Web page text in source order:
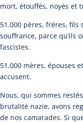
mort, étouffés, noyés et
51.000 pères, frères, fils
souffrance, parce qu’ils
fascistes.
51.000 mères, épouses
accusent.
Nous, qui sommes
brutalité nazie, avons
de nos camarades. Si